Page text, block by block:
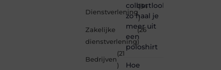
Dienstverlening
(34
)
Zakelijke
dienstverlening
(26
)
Bedrijven
(21
)
colbertlook
zo haal je
meer uit
een
poloshirt
Hoe